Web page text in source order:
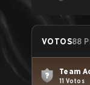
VOTOS88
Team
11 Votos